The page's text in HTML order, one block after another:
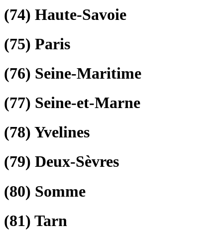
(74) Haute-Savoie
(75) Paris
(76) Seine-Maritime
(77) Seine-et-Marne
(78) Yvelines
(79) Deux-Sèvres
(80) Somme
(81) Tarn